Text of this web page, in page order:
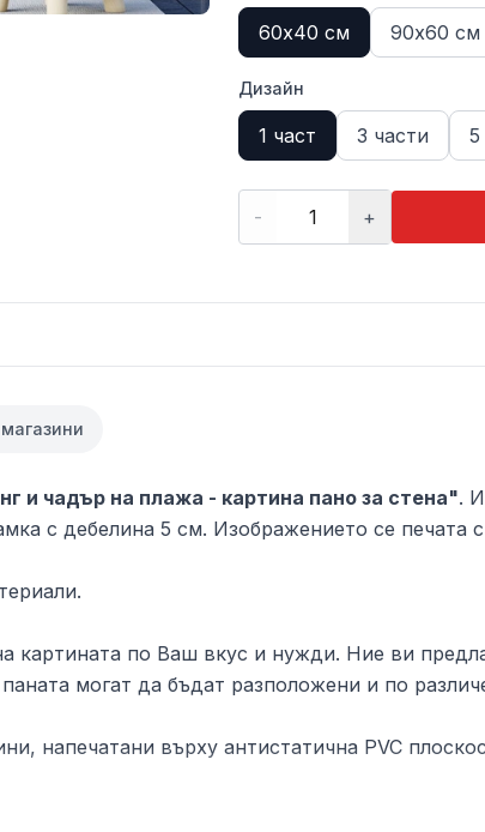
60х40 см 90х60 см
Дизайн
1 част 3 части 5
- +
и чадър на плажа - картина пано за стена".
с дебелина 5 см. Изображението се печата
картината по Ваш вкус и нужди. Ние ви
могат да бъдат разположени и по
напечатани върху антистатична PVC